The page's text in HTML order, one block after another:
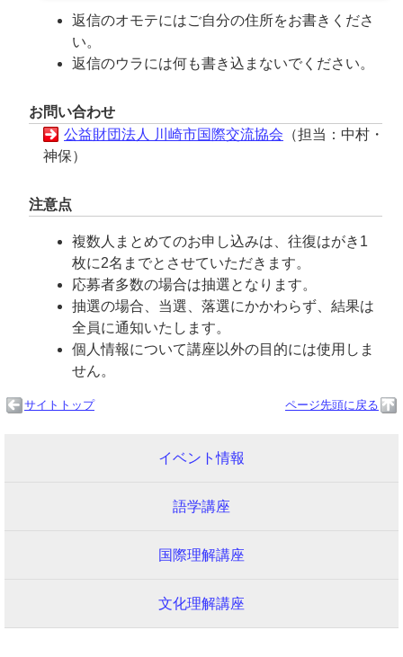
返信のオモテにはご自分の住所をお書きくださ
い。
返信のウラには何も書き込まないでください。
お問い合わせ
公益財団法人 川崎市国際交流協会 （担当：中村・
神保）
注意点
複数人まとめてのお申し込みは、往復はがき1
枚に2名までとさせていただきます。
応募者多数の場合は抽選となります。
抽選の場合、当選、落選にかかわらず、結果は
全員に通知いたします。
個人情報について講座以外の目的には使用しま
せん。
ページ先頭に戻る
サイトトップ
イベント情報
語学講座
国際理解講座
文化理解講座